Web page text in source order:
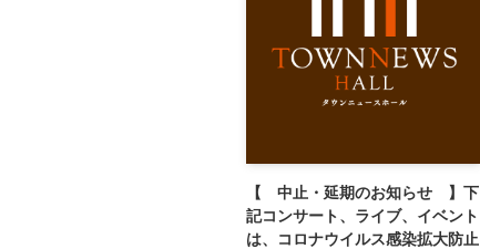
【 中止・延期のお知らせ 】下
記コンサート、ライブ、イベント
は、コロナウイルス感染拡大防止